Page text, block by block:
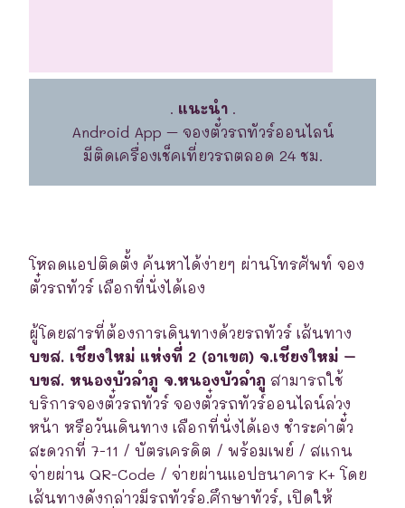
. แนะนำ.
Android App – จองตั๋วรถทัวร์ออนไลน์
มีติดเครื่องเช็คเที่ยวรถตลอด 24 ชม.
โหลดแอปติดตั้ง ค้นหาได้ง่ายๆ ผ่านโทรศัพท์ จอง
ตั๋วรถทัวร์ เลือกที่นั่งได้เอง
ผู้โดยสารที่ต้องการเดินทางด้วยรถทัวร์ เส้นทาง
บขส. เชียงใหม่ แห่งที่ 2 (อาเขต) จ.เชียงใหม่ –
บขส. หนองบัวลำภู จ.หนองบัวลำภู สามารถใช้
บริการจองตั๋วรถทัวร์ จองตั๋วรถทัวร์ออนไลน์ล่วง
หน้า หรือวันเดินทาง เลือกที่นั่งได้เอง ชำระค่าตั๋ว
สะดวกที่ 7-11 / บัตรเครดิต / พร้อมเพย์ / สแกน
จ่ายผ่าน QR-Code / จ่ายผ่านแอปธนาคาร K+ โดย
เส้นทางดังกล่าวมีรถทัวร์อ.ศึกษาทัวร์, เปิดให้